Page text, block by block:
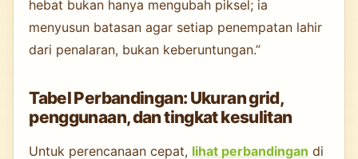
hebat bukan hanya mengubah piksel; ia
menyusun batasan agar setiap penempatan lahir
dari penalaran, bukan keberuntungan.”
Tabel Perbandingan: Ukuran grid,
penggunaan, dan tingkat kesulitan
Untuk perencanaan cepat, lihat perbandingan di